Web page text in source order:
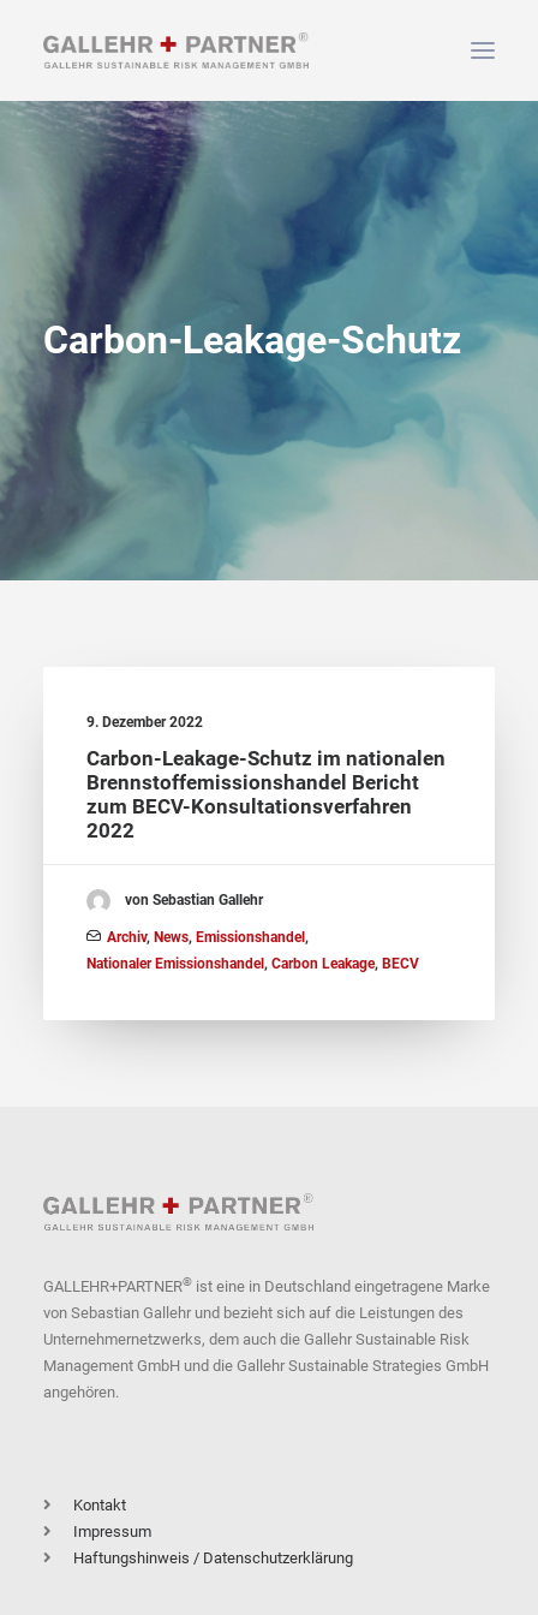
NEWS & INFOS
KONTAKT
Carbon-Leakage-Schutz
9. Dezember 2022
Carbon-Leakage-Schutz im nationalen
Brennstoffemissionshandel Bericht
zum BECV-Konsultationsverfahren
2022
von Sebastian Gallehr
Archiv, News, Emissionshandel,
Nationaler Emissionshandel, Carbon Leakage, BECV
GALLEHR+PARTNER® ist eine in Deutschland eingetragene Marke
von Sebastian Gallehr und bezieht sich auf die Leistungen des
Unternehmernetzwerks, dem auch die Gallehr Sustainable Risk
Management GmbH und die Gallehr Sustainable Strategies GmbH
angehören.
Kontakt
Impressum
Haftungshinweis / Datenschutzerklärung